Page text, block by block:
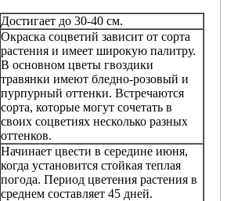
Достигает до 30-40 см.
Окраска соцветий зависит от сорта
растения и имеет широкую палитру.
В основном цветы гвоздики
травянки имеют бледно-розовый и
пурпурный оттенки. Встречаются
сорта, которые могут сочетать в
своих соцветиях несколько разных
оттенков.
Начинает цвести в середине июня,
когда установится стойкая теплая
погода. Период цветения растения в
среднем составляет 45 дней.